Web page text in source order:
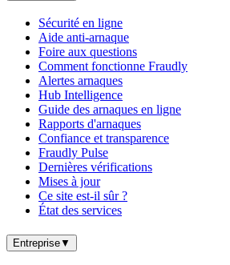
Sécurité en ligne
Aide anti-arnaque
Foire aux questions
Comment fonctionne Fraudly
Alertes arnaques
Hub Intelligence
Guide des arnaques en ligne
Rapports d'arnaques
Confiance et transparence
Fraudly Pulse
Dernières vérifications
Mises à jour
Ce site est-il sûr ?
État des services
Entreprise▼